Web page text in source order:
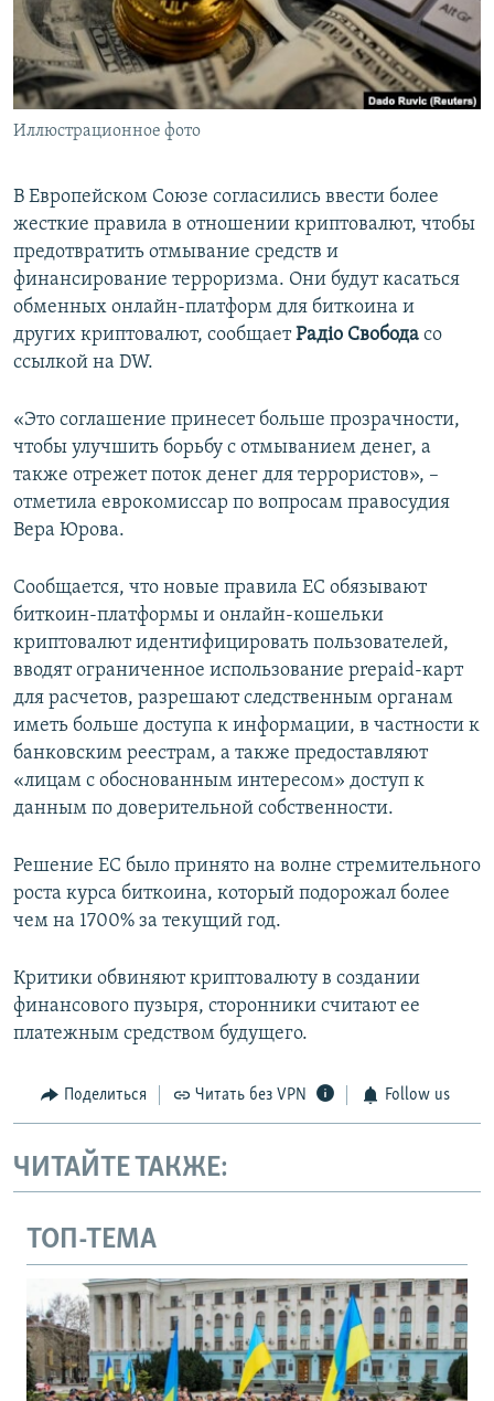
ПОБЕДИТЕЛЕЙ НЕ СУДЯТ?
КРЫМ.НЕПОКОРЕННЫЙ
ELIFBE
УКРАИНСКАЯ ПРОБЛЕМА КРЫМА
ПРИСОЕДИНЯЙТЕСЬ!
Иллюстрационное фото
В Европейском Союзе согласились ввести более
жесткие правила в отношении криптовалют, чтобы
предотвратить отмывание средств и
финансирование терроризма. Они будут касаться
обменных онлайн-платформ для биткоина и
других криптовалют, сообщаетРадіо Свобода со
ссылкой на DW.
«Это соглашение принесет больше прозрачности,
чтобы улучшить борьбу с отмыванием денег, а
также отрежет поток денег для террористов», –
отметила еврокомиссар по вопросам правосудия
Вера Юрова.
Сообщается, что новые правила ЕС обязывают
биткоин-платформы и онлайн-кошельки
криптовалют идентифицировать пользователей,
вводят ограниченное использование prepaid-карт
для расчетов, разрешают следственным органам
иметь больше доступа к информации, в частности к
банковским реестрам, а также предоставляют
«лицам с обоснованным интересом» доступ к
данным по доверительной собственности.
Решение ЕС было принято на волне стремительного
роста курса биткоина, который подорожал более
чем на 1700% за текущий год.
Критики обвиняют криптовалюту в создании
финансового пузыря, сторонники считают ее
платежным средством будущего.
Поделиться Читать без VPN Follow us
ЧИТАЙТЕ ТАКЖЕ:
ТОП-ТЕМА